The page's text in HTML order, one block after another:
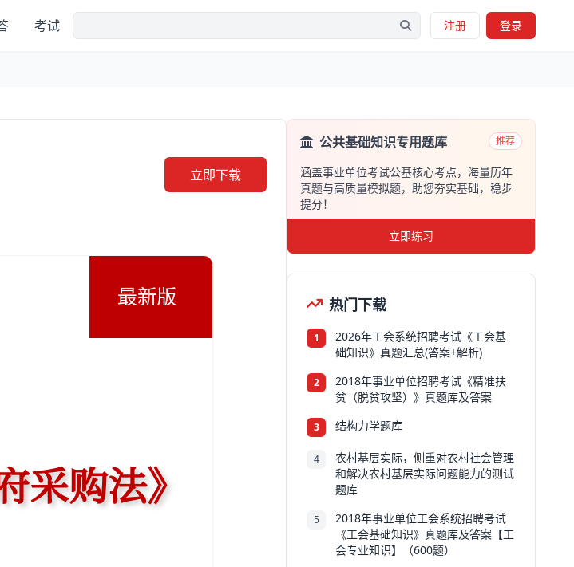
考试 注册 登录
立即下载
公共基础知识专用题库 推荐
涵盖事业单位考试公基核心考点，海量历年
真题与高质量模拟题，助您夯实基础，稳步
提分！
立即练习
热门下载
1
2026年工会系统招聘考试《工会基
础知识》真题汇总(答案+解析)
2
2018年事业单位招聘考试《精准扶
贫（脱贫攻坚）》真题库及答案
3 结构力学题库
4
农村基层实际，侧重对农村社会管理
和解决农村基层实际问题能力的测试
题库
5
2018年事业单位工会系统招聘考试
《工会基础知识》真题库及答案【工
会专业知识】（600题）